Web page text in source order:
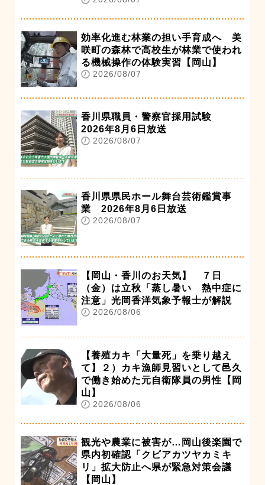
効率化進む林業の担い手育成へ 美
咲町の森林で高校生が林業で使われ
る機械操作の体験実習【岡山】
2026/08/07
香川県職員・警察官採用試験
2026年8月6日放送
2026/08/07
香川県県民ホール舞台芸術鑑賞事
業 2026年8月6日放送
2026/08/07
【岡山・香川のお天気】 ７日
（金）は立秋「蒸し暑い 熱中症に
注意」光岡香洋気象予報士が解説
2026/08/06
【養殖カキ「大量死」を乗り越え
て】２）カキ漁師見習いとして邑久
で働き始めた元自衛隊員の男性【岡
山】
2026/08/06
観光や農業に被害が…岡山後楽園で
県内初確認「クビアカツヤカミキ
リ」拡大防止へ県が緊急対策会議
【岡山】